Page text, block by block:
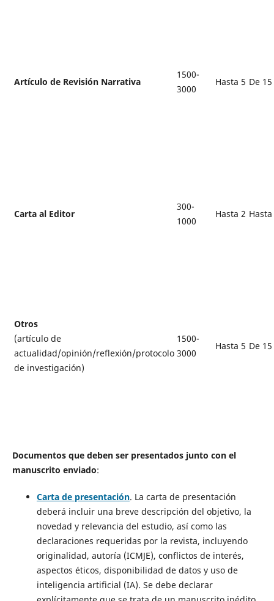
Artículo de Revisión Narrativa
1500-
3000
Hasta 5 De
Carta al Editor
300-
1000
Hasta 2
Otros
(artículo de
actualidad/opinión/reflexión/protocolo
de investigación)
1500-
3000
Hasta 5 De
Documentos que deben ser presentados junto con el
manuscrito enviado:
Carta de presentación. La carta de presentación
deberá incluir una breve descripción del objetivo, la
novedad y relevancia del estudio, así como las
declaraciones requeridas por la revista, incluyendo
originalidad, autoría (ICMJE), conflictos de interés,
aspectos éticos, disponibilidad de datos y uso de
inteligencia artificial (IA). Se debe declarar